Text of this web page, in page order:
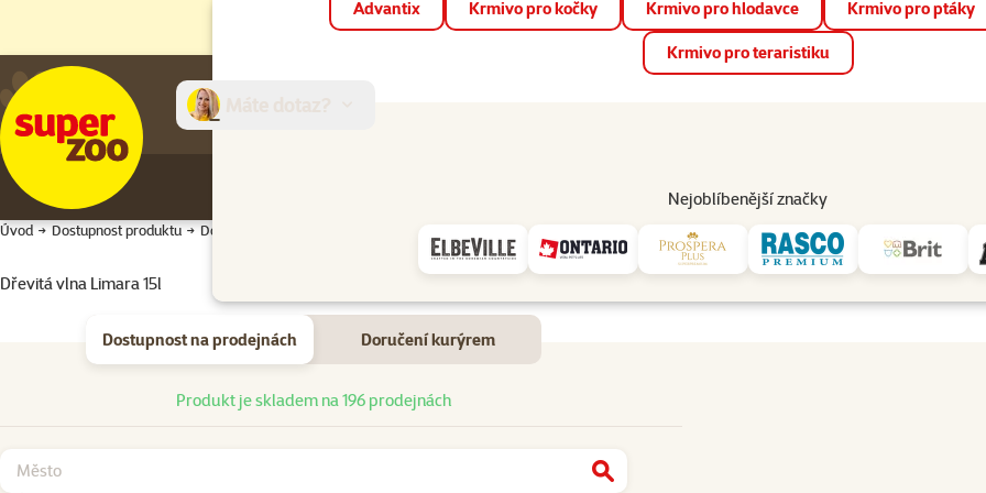
📱 Stáhněte si novou aplikaci Super zoo.Více informací
Advantix Krmivo pro kočky Krmivo pro hlodavce Krmivo pro ptáky
Krmivo pro teraristiku
Nejoblíbenější značky
Prodejny Služby
Úvod Dostupnost produktu Dostupnost produktu
Dostupnost a doručení
Dřevitá vlna Limara 15l
Dostupnost na prodejnách Doručení kurýrem
Dostupnost na prodejnáchProdukt je skladem na 196 prodejnách
Najít